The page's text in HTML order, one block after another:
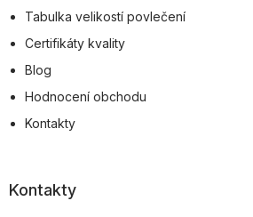
Tabulka velikostí povlečení
Certifikáty kvality
Blog
Hodnocení obchodu
Kontakty
Kontakty